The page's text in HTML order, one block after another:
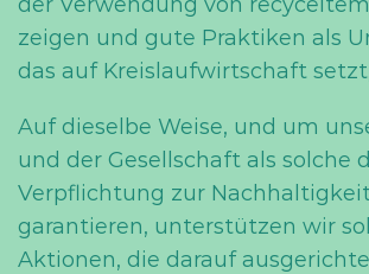
der Verwendung von
zeigen und gute Praktiken als
das auf Kreislaufwirtschaft
Auf dieselbe Weise, und um
und der Gesellschaft als solche
Verpflichtung zur
garantieren, unterstützen wir
Aktionen, die darauf